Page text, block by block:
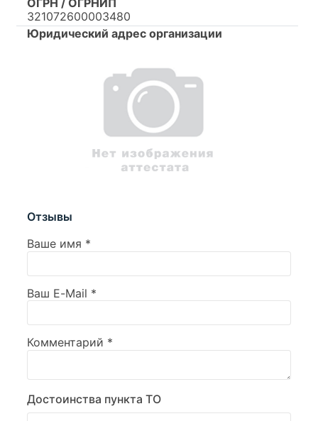
321072600003480
Юридический адрес организации
Отзывы
Ваше имя *
Ваш E-Mail *
Комментарий *
Достоинства пункта ТО